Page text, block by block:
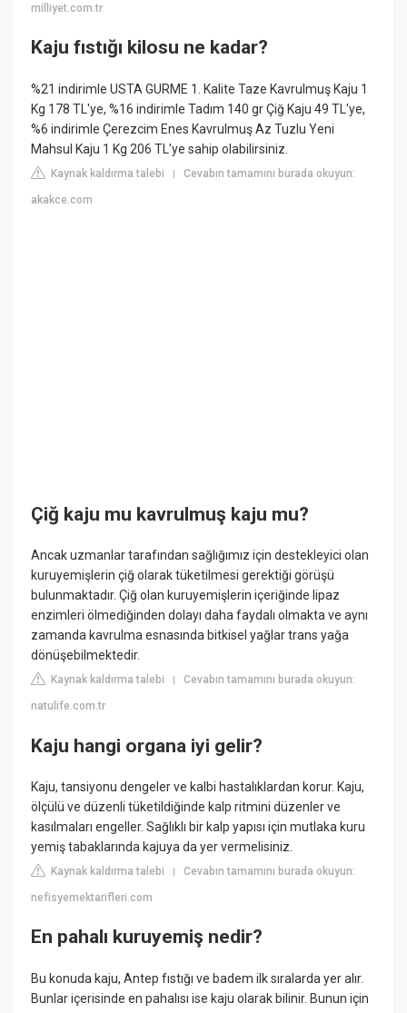
milliyet.com.tr
Kaju fıstığı kilosu ne kadar?
%21 indirimle USTA GURME 1. Kalite Taze Kavrulmuş Kaju 1
Kg 178 TL'ye, %16 indirimle Tadım 140 gr Çiğ Kaju 49 TL'ye,
%6 indirimle Çerezcim Enes Kavrulmuş Az Tuzlu Yeni
Mahsul Kaju 1 Kg 206 TL'ye sahip olabilirsiniz.
Kaynak kaldırma talebi |Cevabın tamamını burada okuyun:
akakce.com
Çiğ kaju mu kavrulmuş kaju mu?
Ancak uzmanlar tarafından sağlığımız için destekleyici olan
kuruyemişlerin çiğ olarak tüketilmesi gerektiği görüşü
bulunmaktadır. Çiğ olan kuruyemişlerin içeriğinde lipaz
enzimleri ölmediğinden dolayı daha faydalı olmakta ve aynı
zamanda kavrulma esnasında bitkisel yağlar trans yağa
dönüşebilmektedir.
Kaynak kaldırma talebi |Cevabın tamamını burada okuyun:
natulife.com.tr
Kaju hangi organa iyi gelir?
Kaju, tansiyonu dengeler ve kalbi hastalıklardan korur. Kaju,
ölçülü ve düzenli tüketildiğinde kalp ritmini düzenler ve
kasılmaları engeller. Sağlıklı bir kalp yapısı için mutlaka kuru
yemiş tabaklarında kajuya da yer vermelisiniz.
Kaynak kaldırma talebi |Cevabın tamamını burada okuyun:
nefisyemektarifleri.com
En pahalı kuruyemiş nedir?
Bu konuda kaju, Antep fıstığı ve badem ilk sıralarda yer alır.
Bunlar içerisinde en pahalısı ise kaju olarak bilinir. Bunun için